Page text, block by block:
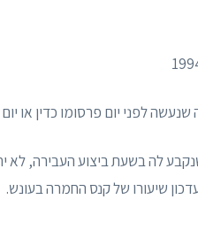
לה בשעת ביצוע העבירה, לא
שיעורו של קנס החמרה בעונש.